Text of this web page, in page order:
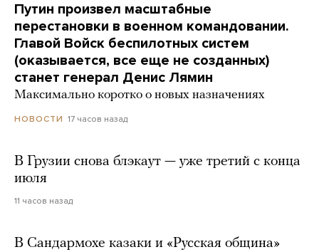
Путин произвел масштабные
перестановки в военном командовании.
Главой Войск беспилотных систем
(оказывается, все еще не созданных)
станет генерал Денис Лямин
Максимально коротко о новых назначениях
НОВОСТИ 17 часов назад
В Грузии снова блэкаут — уже третий с конца
июля
11 часов назад
В Сандармохе казаки и «Русская община»